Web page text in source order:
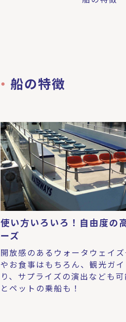
船の特徴
使い方いろいろ！自由度の
ーズ
開放感のあるウォータウェイ
やお食事はもちろん、観光ガ
り、サプライズの演出なども
とペットの乗船も！